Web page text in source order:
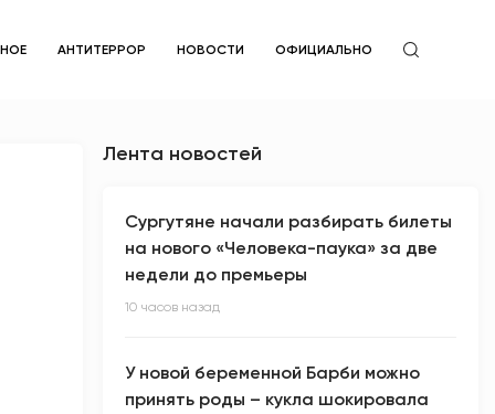
АНТИТЕРРОР НОВОСТИ ОФИЦИАЛЬНО
Лента новостей
Сургутяне начали разбирать билеты
на нового «Человека-паука» за две
недели до премьеры
10 часов назад
У новой беременной Барби можно
принять роды – кукла шокировала